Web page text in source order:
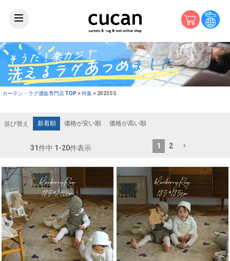
カーテン・ラグ通販専門店 TOP 特集 2023SS
並び替え 新着順 価格が安い順 価格が高い順
31件中 1 -20件表示 1 2